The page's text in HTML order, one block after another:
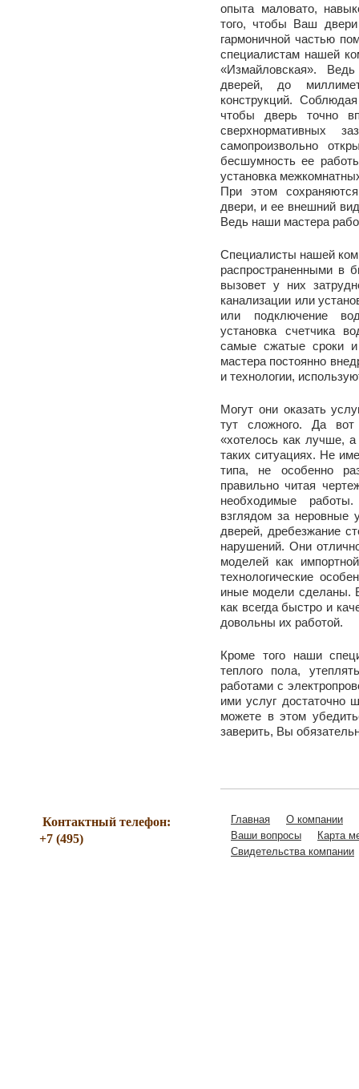
опыта маловато,
того, чтобы Ваш
гармоничной частью
специалистам нашей
«Измайловская».
дверей, до
конструкций.
чтобы дверь точно
сверхнормативных
самопроизвольно
бесшумность ее
установка
При этом
двери, и ее внешний
Ведь наши мастера
Специалисты нашей
распространенными в
вызовет у них
канализации или
или подключение
установка счетчика
самые сжатые сроки
мастера постоянно
и технологии,
Могут они оказать
тут сложного. Да
«хотелось как лучше,
таких ситуациях. Не
типа, не особенно
правильно читая
необходимые
взглядом за неровные
дверей, дребезжание
нарушений. Они
моделей как
технологические
иные модели сделаны.
как всегда быстро и
довольны их работой.
Кроме того наши
теплого пола,
работами с
ими услуг достаточно
можете в этом
заверить, Вы
Контактный телефон:
+7 (495)
Главная
О компании
Ваши вопросы
Карта
Свидетельства компании